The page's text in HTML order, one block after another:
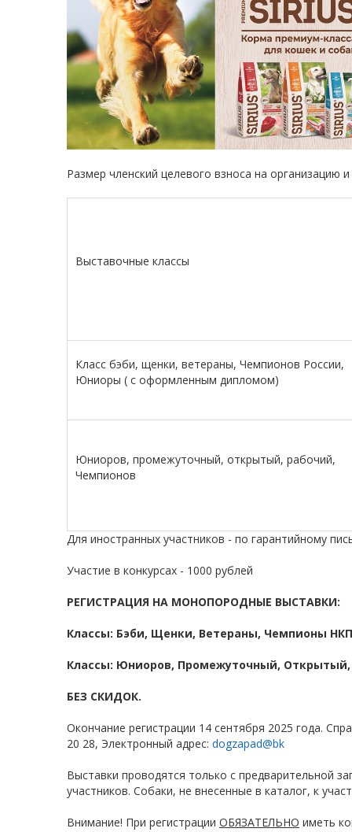
Размер членский целевого взноса на организацию
Выставочные классы
Класс бэби, щенки, ветераны, Чемпионов России,
Юниоры ( с оформленным дипломом)
Юниоров, промежуточный, открытый, рабочий,
Чемпионов
Для иностранных участников - по гарантийному
Участие в конкурсах - 1000 рублей
РЕГИСТРАЦИЯ НА МОНОПОРОДНЫЕ ВЫСТАВКИ:
Классы: Бэби, Щенки, Ветераны, Чемпионы НКП
Классы: Юниоров, Промежуточный, Открытый,
БЕЗ СКИДОК.
Окончание регистрации 14 сентября 2025 года.
20 28, Электронный адрес: dogzapad@bk
Выставки проводятся только с предварительной
участников. Собаки, не внесенные в каталог, к
Внимание! При регистрации ОБЯЗАТЕЛЬНО иметь